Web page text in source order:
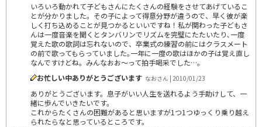
いろいろ動かれて子どもさんにたくさんの経験をさせてあげているこ
とが分かりました。その子によって得意分野が違うので、早く彼が楽
しく打ち込めることが見つかるといいですね！私が関わった子どもさ
んは一度音楽を聞くとタンバリンでリズムを完璧にたたいたり､一度
覚えた歌の歌詞は忘れないので、卒業式の練習の前にはクラスメート
の前で歌ってもらっていました｡一年に一度の歌はほかの子は覚え直し
なんですけどね。みんなおお～って拍手喝采でした…｡
お忙しい中ありがとうございます なおさん | 2010/01/23
ありがとうございます。息子がいい人生を送れるよう手助けして、一
緒に歩んでいきたいです。
これからたくさんの困難があると思いますが1つ1つゆっくり乗り越え
られたらなと思っているところです。